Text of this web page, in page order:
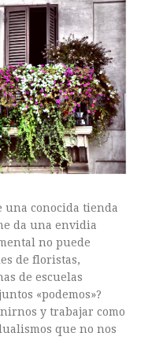
una conocida tienda
da una envidia
no puede
de floristas,
de escuelas
«podemos»?
y trabajar como
que no nos